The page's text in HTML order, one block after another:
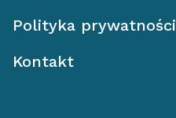
Polityka prywatności
Kontakt